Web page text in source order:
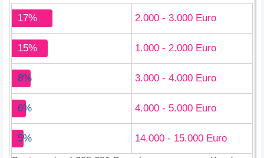
17% 2.000 - 3.000 Euro
15% 1.000 - 2.000 Euro
8% 3.000 - 4.000 Euro
6% 4.000 - 5.000 Euro
5%
14.000 - 15.000 Euro